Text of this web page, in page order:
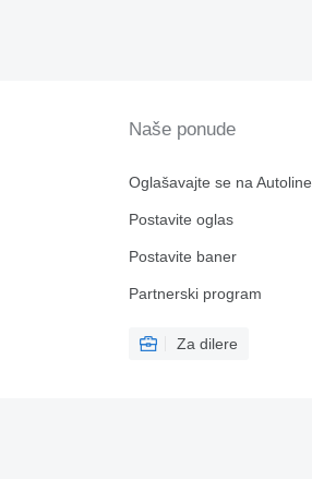
Naše ponude
Oglašavajte se na Autoline
Postavite oglas
Postavite baner
Partnerski program
Za dilere